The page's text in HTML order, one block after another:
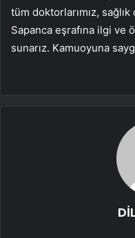
tüm doktorlarımız, sağlık
Sapanca eşrafına ilgi ve
sunarız. Kamuoyuna